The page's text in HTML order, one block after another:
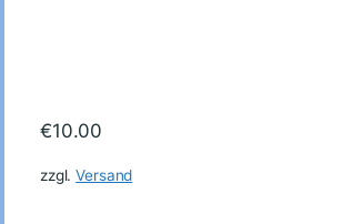
€10.00
zzgl.Versand